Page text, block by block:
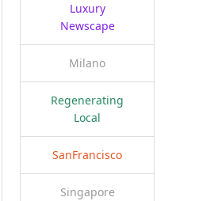
Luxury
Newscape
Milano
Regenerating
Local
SanFrancisco
Singapore